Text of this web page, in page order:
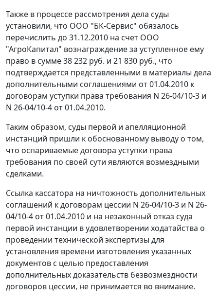
Также в процессе рассмотрения дела суды
установили, что ООО "БК-Сервис" обязалось
перечислить до 31.12.2010 на счет ООО
"АгроКапитал" вознаграждение за уступленное ему
право в сумме 38 232 руб. и 21 830 руб., что
подтверждается представленными в материалы дела
дополнительными соглашениями от 01.04.2010 к
договорам уступки права требования N 26-04/10-3 и
N 26-04/10-4 от 01.04.2010.
Таким образом, суды первой и апелляционной
инстанций пришли к обоснованному выводу о том,
что оспариваемые договора уступки права
требования по своей сути являются возмездными
сделками.
Ссылка кассатора на ничтожность дополнительных
соглашений к договорам цессии N 26-04/10-3 и N 26-
04/10-4 от 01.04.2010 и на незаконный отказ суда
первой инстанции в удовлетворении ходатайства о
проведении технической экспертизы для
установления времени изготовления указанных
документов с целью предоставления
дополнительных доказательств безвозмездности
договоров цессии, не принимается во внимание.